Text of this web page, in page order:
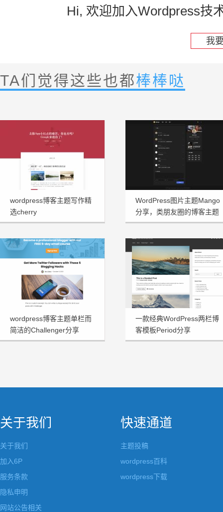
Hi, 欢迎加入Wordpress技
我
TA们觉得这些也都棒棒哒
wordpress博客主题写作精
选cherry
WordPress图片主题Mango
分享，类朋友圈的博客主题
wordpress博客主题单栏而
简洁的Challenger分享
一款经典WordPress两栏博
客模板Period分享
关于我们
关于我们
加入6P
服务条款
隐私申明
网站公告相关
快速通道
主题投稿
wordpress百科
wordpress下载